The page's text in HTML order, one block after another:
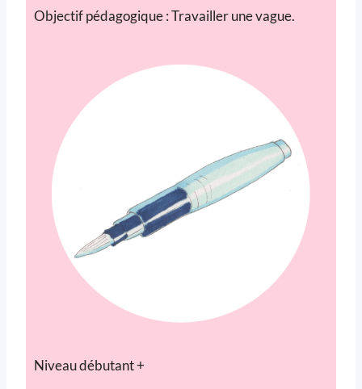
Objectif pédagogique : Travailler une vague.
Niveau débutant +